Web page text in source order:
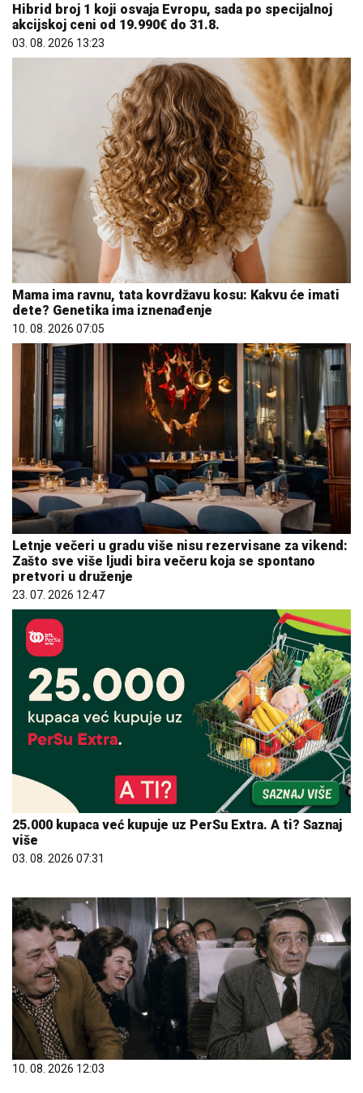
Hibrid broj 1 koji osvaja Evropu, sada po specijalnoj
akcijskoj ceni od 19.990€ do 31.8.
03. 08. 2026 13:23
Mama ima ravnu, tata kovrdžavu kosu: Kakvu će imati
dete? Genetika ima iznenađenje
10. 08. 2026 07:05
Letnje večeri u gradu više nisu rezervisane za vikend:
Zašto sve više ljudi bira večeru koja se spontano
pretvori u druženje
23. 07. 2026 12:47
25.000 kupaca već kupuje uz PerSu Extra. A ti? Saznaj
više
03. 08. 2026 07:31
10. 08. 2026 12:03